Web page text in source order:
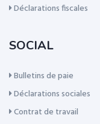
Déclarations fiscales
SOCIAL
Bulletins de paie
Déclarations sociales
Contrat de travail